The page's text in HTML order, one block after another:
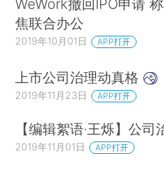
WeWork撤回IPO申请
焦联合办公
2019年10月01日 APP打开
上市公司治理动真格
2019年11月23日 APP打开
【编辑絮语·王烁】公
2019年11月01日 APP打开